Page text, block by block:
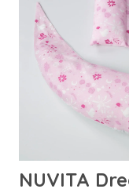
NUVITA